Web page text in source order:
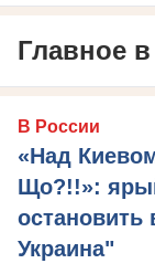
Главное
В России
«Над
Що?!!»:
остановить
Украина"